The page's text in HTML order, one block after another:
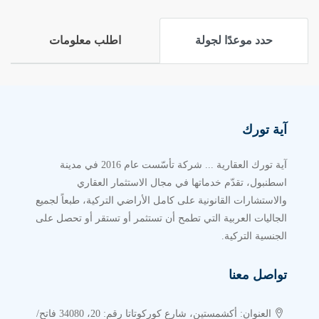
الارتفاع، تطل بشكل مباشر على بحر مرمرة في منطقة
نمط الوحدات السكنية 1+1 و2+1 و3+1
نبذة عن شركة الإنشاءÖztek
Group
عالية الجودة، وموجهة للعائلات بشكل خاص، وذلك في مواقع
حدد موعدًا لجولة اطلب معلومات
آية تورك
آية تورك العقارية ... شركة تأسّست عام 2016 في مدينة
اسطنبول، تقدّم خدماتها في مجال الاستثمار العقاري
والاستشارات القانونية على كامل الأراضي التركية، طبعاً لجميع
الجاليات العربية التي تطمح أن تستثمر أو تستقر أو تحصل على
الجنسية التركية.
تواصل معنا
العنوان: أكشمستين، شارع كوركوتاتا رقم: 20، 34080 فاتح/